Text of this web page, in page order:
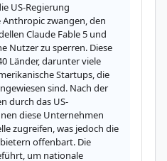
US-Regierung
zwangen, den
Claude Fable 5 und
Nutzer zu sperren. Diese
Länder, darunter viele
Startups, die
sind. Nach der
durch das US-
diese Unternehmen
zugreifen, was jedoch die
offenbart. Die
um nationale